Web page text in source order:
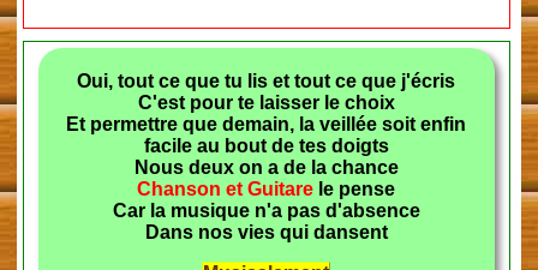
Oui, tout ce que tu lis et tout ce que j'écris
C'est pour te laisser le choix
Et permettre que demain, la veillée soit enfin
facile au bout de tes doigts
Nous deux on a de la chance
Chanson et Guitare le pense
Car la musique n'a pas d'absence
Dans nos vies qui dansent